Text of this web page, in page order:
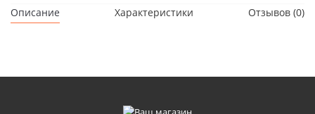
Описание Характеристики Отзывов (0)